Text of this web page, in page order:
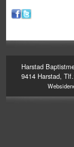
Harstad
9414 Harstad,